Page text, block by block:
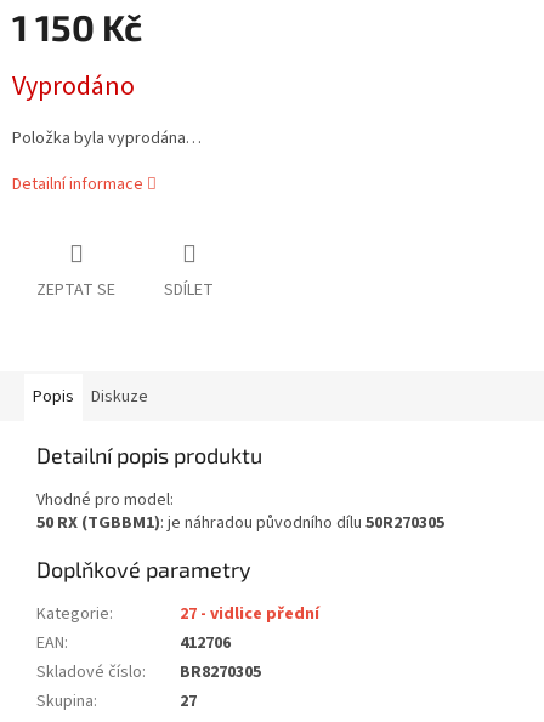
1 150 Kč
cena:
Vyprodáno
Položka byla vyprodána…
Detailní informace
ZEPTAT SE SDÍLET
Popis Diskuze
Detailní popis produktu
Vhodné pro model:
50 RX (TGBBM1): je náhradou původního dílu 50R270305
Doplňkové parametry
Kategorie:
27 - vidlice přední
EAN:
412706
Skladové číslo:
BR8270305
Skupina:
27